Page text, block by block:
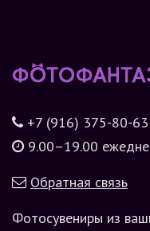
+7 (916) 375-80-63
9.00–19.00
Обратная связь
Фотосувениры из